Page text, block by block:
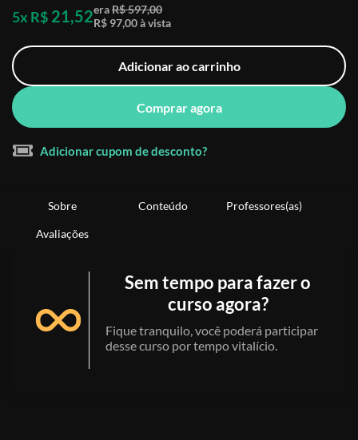
5x R$ 21,52eraR$ 597,00
R$ 97,00 à vista
Adicionar ao carrinho
Comprar agora
Adicionar cupom de desconto?
Sobre Conteúdo Professores(as)
Avaliações
Sem tempo para fazer o
curso agora?
Fique tranquilo, você poderá participar
desse curso por tempo vitalício.